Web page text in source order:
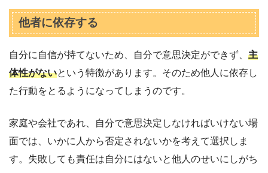
他者に依存する
自分に自信が持てないため、自分で意思決定ができず、 主
体性がないという特徴があります。そのため他人に依存し
た行動をとるようになってしまうのです。
家庭や会社であれ、自分で意思決定しなければいけない場
面では、いかに人から否定されないかを考えて選択しま
す。失敗しても責任は自分にはないと他人のせいにしがち